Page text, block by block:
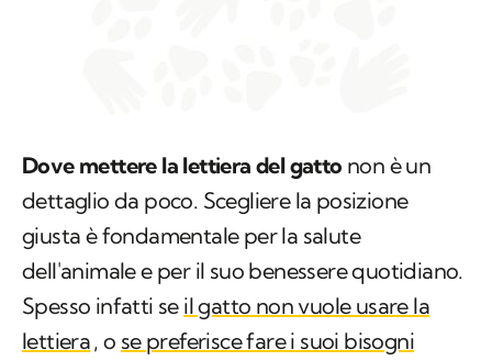
Dove mettere la lettiera del gatto non è un
dettaglio da poco. Scegliere la posizione
giusta è fondamentale per la salute
dell'animale e per il suo benessere quotidiano.
Spesso infatti se il gatto non vuole usare la
lettiera, o se preferisce fare i suoi bisogni